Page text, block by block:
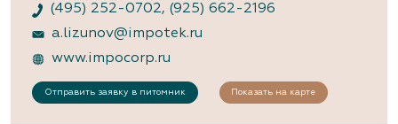
(495) 252-0702, (925) 662-2196
a.lizunov@impotek.ru
www.impocorp.ru
Отправить заявку в питомник Показать на карте